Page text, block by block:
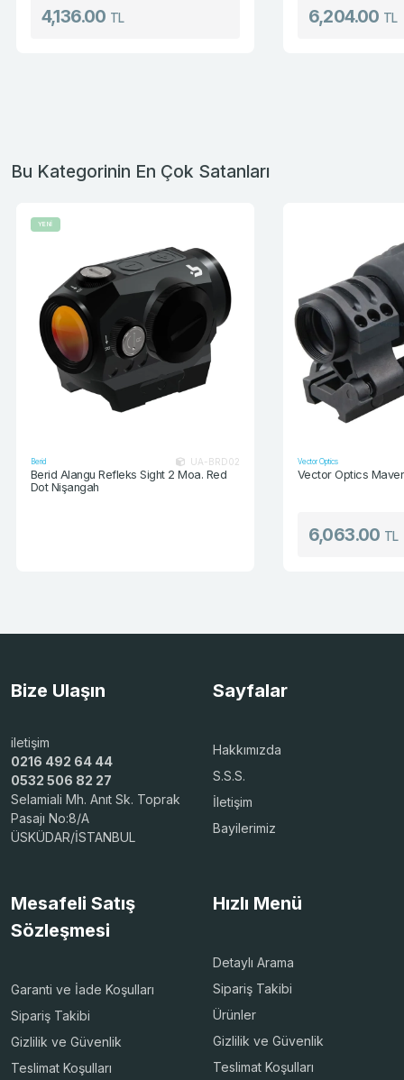
4,136.00 TL 6,204.00 TL
Bu Kategorinin En Çok Satanları
YENİ
Berid UA-BRD02
Berid Alangu Refleks Sight 2 Moa. Red
Dot Nişangah
Vector Optics
Vector Optics
6,063.00 TL
Bize Ulaşın
iletişim
0216 492 64 44
0532 506 82 27
Selamiali Mh. Anıt Sk. Toprak
Pasajı No:8/A
ÜSKÜDAR/İSTANBUL
Sayfalar
Hakkımızda
S.S.S.
İletişim
Bayilerimiz
Mesafeli Satış
Sözleşmesi
Garanti ve İade Koşulları
Sipariş Takibi
Gizlilik ve Güvenlik
Teslimat Koşulları
Hızlı Menü
Detaylı Arama
Sipariş Takibi
Ürünler
Gizlilik ve Güvenlik
Teslimat Koşulları